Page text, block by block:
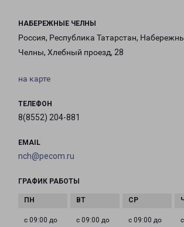
НАБЕРЕЖНЫЕ ЧЕЛНЫ
Россия, Республика Татарстан,
Челны, Хлебный проезд, 28
на карте
ТЕЛЕФОН
8(8552) 204-881
EMAIL
nch@pecom.ru
ГРАФИК РАБОТЫ
с 09:00 до с 09:00 до с 09:00 до